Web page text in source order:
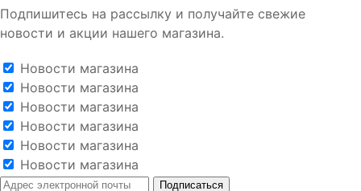
Подпишитесь на рассылку и получайте свежие
новости и акции нашего магазина.
Новости магазина
Новости магазина
Новости магазина
Новости магазина
Новости магазина
Новости магазина